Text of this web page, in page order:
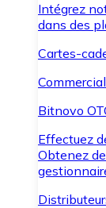
Intégrez
dans des
Cartes-
Bitnovo
Effectuez
Obtenez